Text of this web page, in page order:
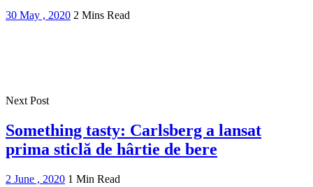
30 May , 2020 2 Mins Read
Next Post
Something tasty: Carlsberg a lansat
prima sticlă de hârtie de bere
2 June , 2020 1 Min Read